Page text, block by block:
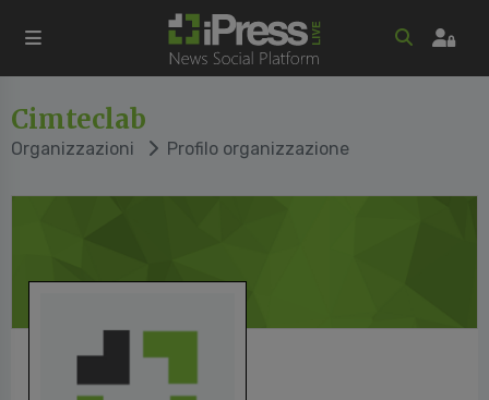
Cimteclab
Organizzazioni Profilo organizzazione